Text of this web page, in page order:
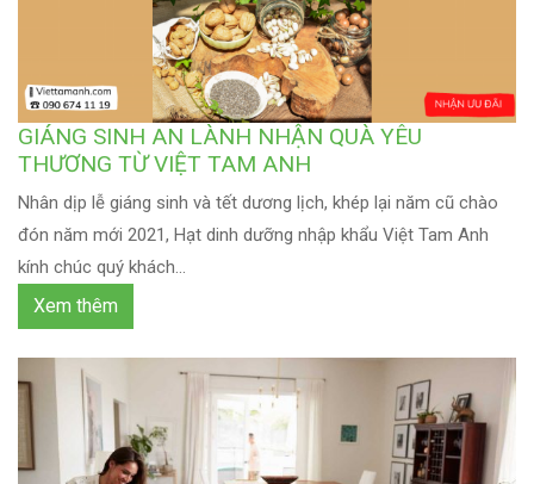
GIÁNG SINH AN LÀNH NHẬN QUÀ YÊU
THƯƠNG TỪ VIỆT TAM ANH
Nhân dịp lễ giáng sinh và tết dương lịch, khép lại năm cũ chào
đón năm mới 2021, Hạt dinh dưỡng nhập khẩu Việt Tam Anh
kính chúc quý khách...
Xem thêm